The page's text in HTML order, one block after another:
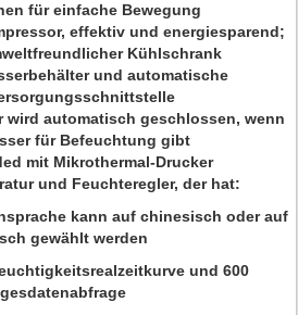
für einfache Bewegung
effektiv und energiesparend;
Kühlschrank
und automatische
wird automatisch geschlossen, wenn
für Befeuchtung gibt
mit Mikrothermal-Drucker
und Feuchteregler, der hat:
kann auf chinesisch oder auf
gewählt werden
und 600